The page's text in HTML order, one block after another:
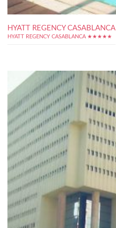
HYATT REGENCY CASABLANCA
HYATT REGENCY CASABLANCA ★★★★★